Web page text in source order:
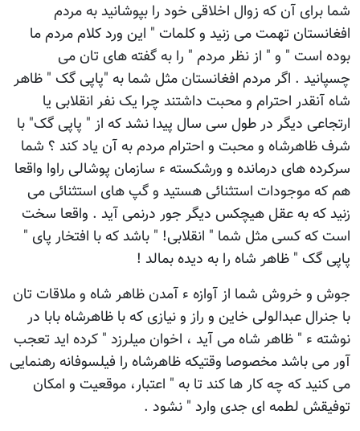
شما برای آن که زوال اخلاقی خود را بپوشانید به مردم
افغانستان تهمت می زنید و کلمات " این ورد کلام مردم ما
بوده است " و " از نظر مردم " را به گفته های تان می
چسپانید . اگر مردم افغانستان مثل شما به "پاپی گک " ظاهر
شاه آنقدر احترام و محبت داشتند چرا یک نفر انقلابی یا
ارتجاعی دیگر در طول سی سال پیدا نشد که از " پاپی گک" با
شرف ظاهرشاه و محبت و احترام مردم به آن یاد کند ؟ شما
سرکرده های درمانده و ورشکسته ء سازمان پوشالی راوا واقعا
هم که موجودات استثنائی هستید و گپ های استثنائی می
زنید که به عقل هیچکس دیگر جور درنمی آید . واقعا سخت
است که کسی مثل شما " انقلابی! " باشد که با افتخار پای "
پاپی گک " ظاهر شاه را به دیده بمالد !
جوش و خروش شما از آوازه ء آمدن ظاهر شاه و ملاقات تان
با جنرال عبدالولی خاین و راز و نیازی که با ظاهرشاه بابا در
نوشته ء " ظاهر شاه می آید ، اخوان میلرزد " کرده اید تعجب
آور می باشد مخصوصا وقتیکه ظاهرشاه را فیلسوفانه رهنمایی
می کنید که چه کار ها کند تا به " اعتبار، موقعیت‌ و امكان‌
توفیقش لطمه ای جدی وارد " نشود .